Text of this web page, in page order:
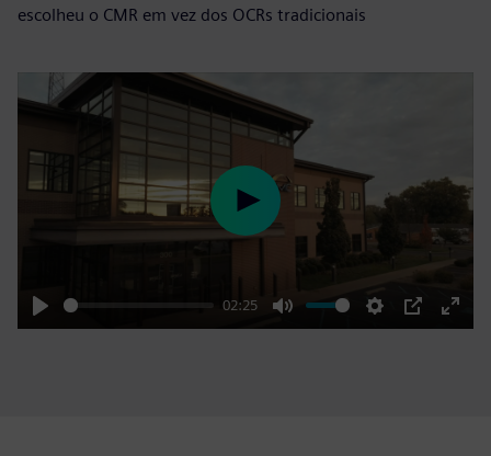
escolheu o CMR em vez dos OCRs tradicionais
Play
02:25
Mute Settings
PIP
Enter
Play